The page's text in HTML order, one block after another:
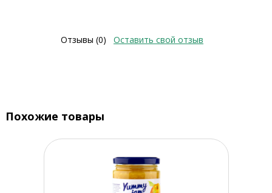
Отзывы (0) Оставить свой отзыв
Похожие товары